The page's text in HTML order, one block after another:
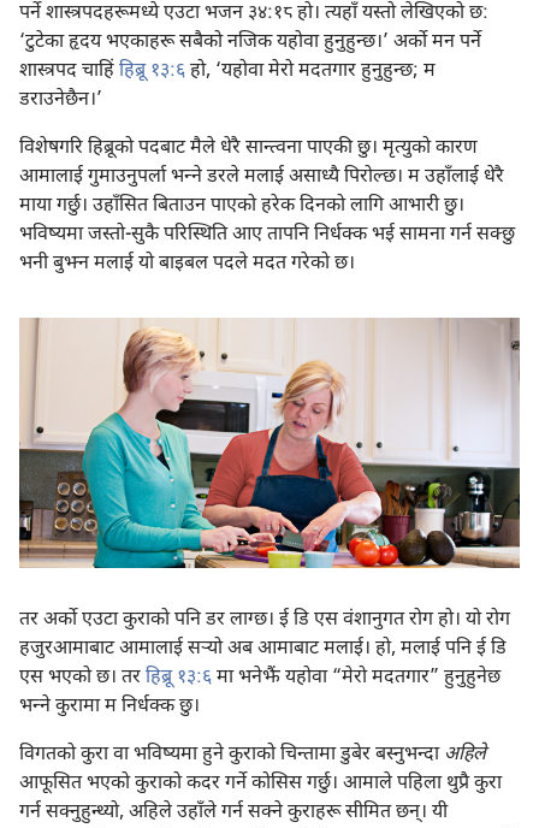
पर्ने शास्त्रपदहरूमध्ये एउटा भजन ३४:‏१८ हो। त्यहाँ यस्तो लेखिएको छ:
‘टुटेका हृदय भएकाहरू सबैको नजिक यहोवा हुनुहुन्छ।’ अर्को मन पर्ने
शास्त्रपद चाहिंहिब्रू १३:६हो, ‘यहोवा मेरो मदतगार हुनुहुन्छ; म
डराउनेछैन।’
विशेषगरि हिब्रूको पदबाट मैले धेरै सान्त्वना पाएकी छु। मृत्युको कारण
आमालाई गुमाउनुपर्ला भन्‍ने डरले मलाई असाध्यै पिरोल्छ। म उहाँलाई धेरै
माया गर्छु। उहाँसित बिताउन पाएको हरेक दिनको लागि आभारी छु।
भविष्यमा जस्तो-सुकै परिस्थिति आए तापनि निर्धक्क भई सामना गर्न सक्छु
भनी बुझ्न मलाई यो बाइबल पदले मदत गरेको छ।
तर अर्को एउटा कुराको पनि डर लाग्छ। ई डि एस वंशानुगत रोग हो। यो रोग
हजुरआमाबाट आमालाई सऱ्‍यो अब आमाबाट मलाई। हो, मलाई पनि ई डि
एस भएको छ। तरहिब्रू १३:६मा भनेझैं यहोवा “मेरो मदतगार” हुनुहुनेछ
भन्‍ने कुरामा म निर्धक्क छु।
विगतको कुरा वा भविष्यमा हुने कुराको चिन्तामा डुबेर बस्नुभन्दा अहिले
आफूसित भएको कुराको कदर गर्ने कोसिस गर्छु। आमाले पहिला थुप्रै कुरा
गर्न सक्नुहुन्थ्यो, अहिले उहाँले गर्न सक्ने कुराहरू सीमित छन्‌। यी